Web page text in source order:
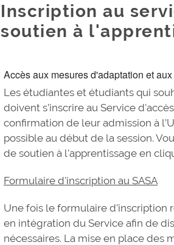
Inscription au
soutien à
Accès aux mesures d'adaptation et
Les étudiantes et étudiants qui
doivent s’inscrire au Service
confirmation de leur admission à
possible au début de la session.
de soutien à l'apprentissage en
Formulaire d'inscription au SASA
Une fois le formulaire d’inscription
en intégration du Service afin de
nécessaires. La mise en place des